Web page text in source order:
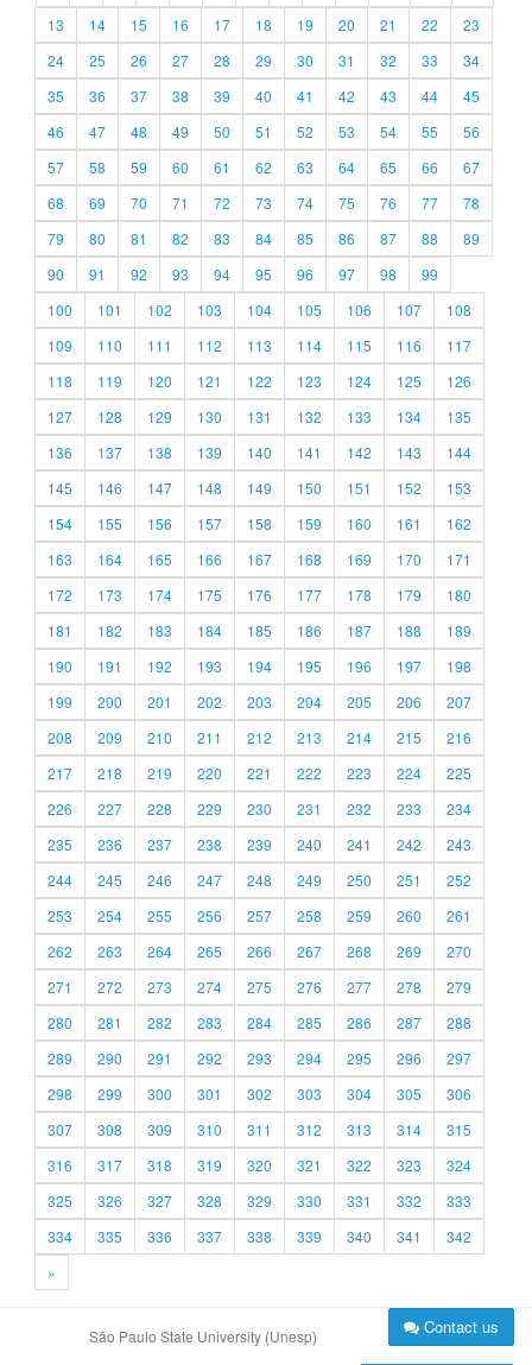
13
14 15 16 17 18 19 20 21 22
23
24
25 26 27 28 29 30 31 32 33
34
35
36 37 38 39 40 41 42 43 44
45
46
47 48 49 50 51 52 53 54 55
56
57
58 59 60 61 62 63 64 65 66
67
68
69 70 71 72 73 74 75 76 77
78
79
80 81 82 83 84 85 86 87 88
89
90
91 92 93 94 95 96 97 98
99
100
101 102 103 104 105 106 107
108
109
110 111 112 113 114 115 116
117
118
119 120 121 122 123 124 125
126
127
128 129 130 131 132 133 134
135
136
137 138 139 140 141 142 143
144
145
146 147 148 149 150 151 152
153
154
155 156 157 158 159 160 161
162
163
164 165 166 167 168 169 170
171
172
173 174 175 176 177 178 179
180
181
182 183 184 185 186 187 188
189
190
191 192 193 194 195 196 197
198
199
200 201 202 203 204 205 206
207
208
209 210 211 212 213 214 215
216
217
218 219 220 221 222 223 224
225
226
227 228 229 230 231 232 233
234
235
236 237 238 239 240 241 242
243
244
245 246 247 248 249 250 251
252
253
254 255 256 257 258 259 260
261
262
263 264 265 266 267 268 269
270
271
272 273 274 275 276 277 278
279
280
281 282 283 284 285 286 287
288
289
290 291 292 293 294 295 296
297
298
299 300 301 302 303 304 305
306
307
308 309 310 311 312 313 314
315
316
317 318 319 320 321 322 323
324
325
326 327 328 329 330 331 332
333
334
335 336 337 338 339 340 341
342
»
São Paulo State University (Unesp) Contact us